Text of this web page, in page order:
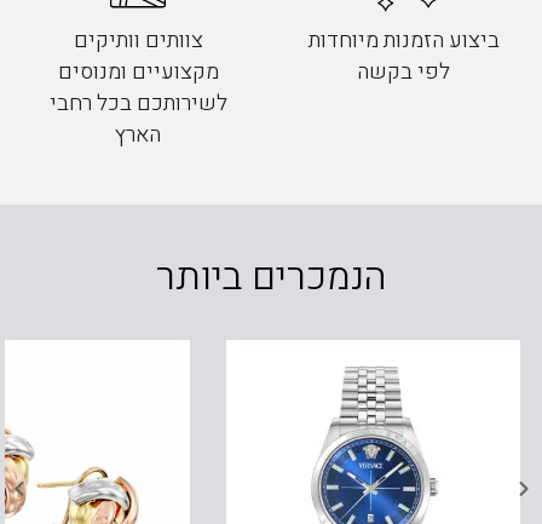
ביצוע הזמנות מיוחדות
לפי בקשה
צוותים וותיקים
מקצועיים ומנוסים
לשירותכם בכל רחבי
הארץ
הנמכרים ביותר